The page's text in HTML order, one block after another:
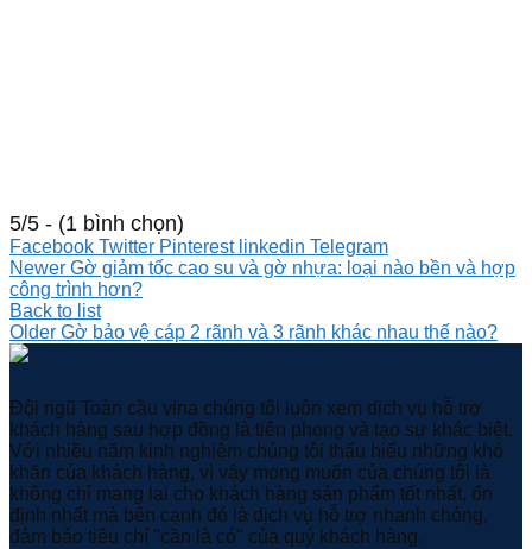
5/5 - (1 bình chọn)
Facebook Twitter Pinterest linkedin Telegram
Newer Gờ giảm tốc cao su và gờ nhựa: loại nào bền và hợp
công trình hơn?
Back to list
Older Gờ bảo vệ cáp 2 rãnh và 3 rãnh khác nhau thế nào?
Đội ngũ Toàn cầu vina chúng tôi luôn xem dịch vụ hỗ trợ
khách hàng sau hợp đồng là tiên phong và tạo sự khác biệt.
Với nhiều năm kinh nghiệm chúng tôi thấu hiểu những khó
khăn của khách hàng, vì vậy mong muốn của chúng tôi là
không chỉ mang lại cho khách hàng sản phẩm tốt nhất, ổn
định nhất mà bên cạnh đó là dịch vụ hỗ trợ nhanh chóng,
đảm bảo tiêu chí "cần là có" của quý khách hàng.